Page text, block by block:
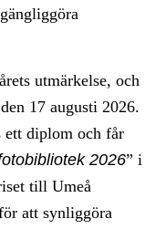
utmärkelse, och
17 augusti 2026.
ett diplom och får
2026” i
till Umeå
att synliggöra